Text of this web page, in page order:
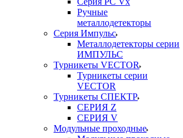
Ручные
металлодетекторы
Серия Импульс
Металлодетекторы серии
ИМПУЛЬС
Турникеты VECTOR
Турникеты серии
VECTOR
Турникеты СПЕКТР
СЕРИЯ Z
СЕРИЯ V
Модульные проходные